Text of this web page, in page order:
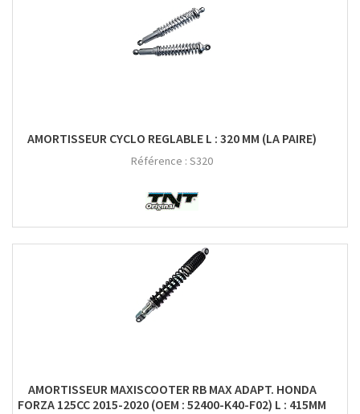
AMORTISSEUR CYCLO REGLABLE L : 320 MM (LA PAIRE)
Référence : S320
AMORTISSEUR MAXISCOOTER RB MAX ADAPT. HONDA
FORZA 125CC 2015-2020 (OEM : 52400-K40-F02) L : 415MM